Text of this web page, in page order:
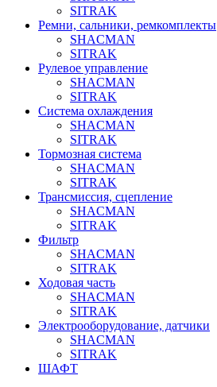
SITRAK
Ремни, сальники, ремкомплекты
SHACMAN
SITRAK
Рулевое управление
SHACMAN
SITRAK
Система охлаждения
SHACMAN
SITRAK
Тормозная система
SHACMAN
SITRAK
Трансмиссия, сцепление
SHACMAN
SITRAK
Фильтр
SHACMAN
SITRAK
Ходовая часть
SHACMAN
SITRAK
Электрооборудование, датчики
SHACMAN
SITRAK
ШАФТ